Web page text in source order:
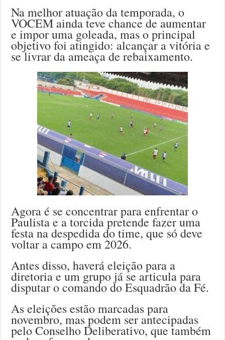
Na melhor atuação da temporada, o
VOCEM ainda teve chance de aumentar
e impor uma goleada, mas o principal
objetivo foi atingido: alcançar a vitória e
se livrar da ameaça de rebaixamento.
Agora é se concentrar para enfrentar o
Paulista e a torcida pretende fazer uma
festa na despedida do time, que só deve
voltar a campo em 2026.
Antes disso, haverá eleição para a
diretoria e um grupo já se articula para
disputar o comando do Esquadrão da Fé.
As eleições estão marcadas para
novembro, mas podem ser antecipadas
pelo Conselho Deliberativo, que também